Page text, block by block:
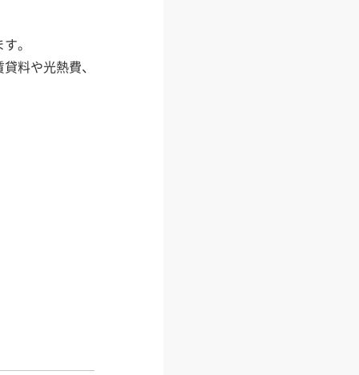
。
料や光熱費、